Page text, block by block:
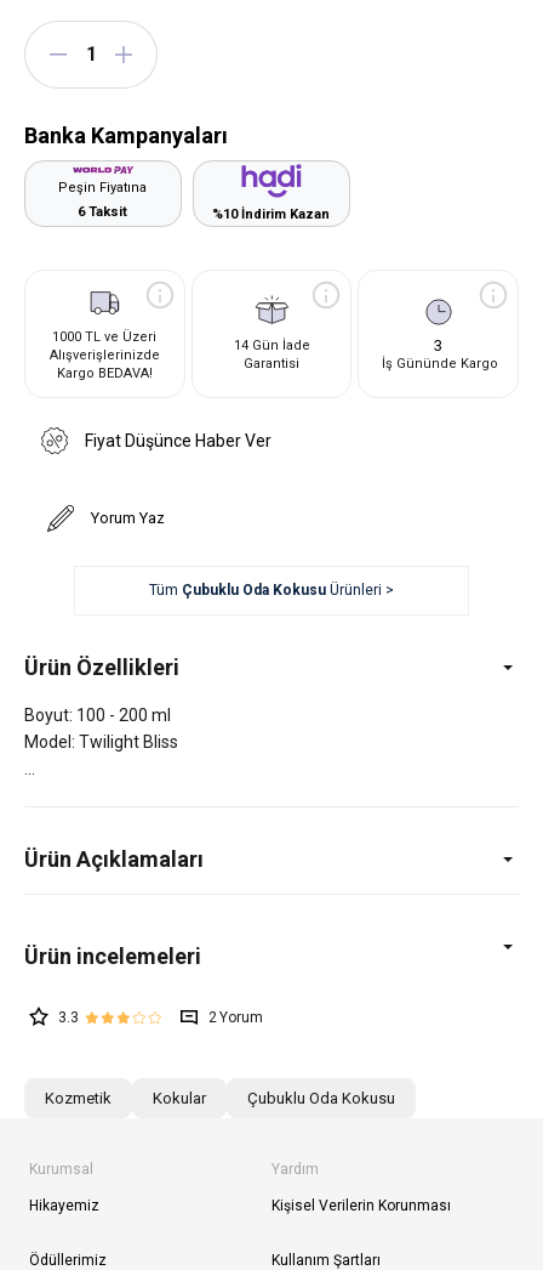
Banka Kampanyaları
Peşin Fiyatına
6 Taksit
%10 İndirim Kazan
1000 TL ve Üzeri
Alışverişlerinizde
Kargo BEDAVA!
14 Gün İade
Garantisi
3
İş Gününde Kargo
Fiyat Düşünce Haber Ver
Yorum Yaz
Tüm Çubuklu Oda KokusuÜrünleri >
Ürün Özellikleri
Boyut: 100 - 200 ml
Model: Twilight Bliss
Ürün Açıklamaları
3.3 2
Kozmetik Kokular Çubuklu Oda Kokusu
Kurumsal
Hikayemiz
Ödüllerimiz
Yardım
Kişisel Verilerin Korunması
Kullanım Şartları